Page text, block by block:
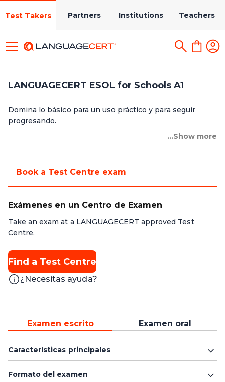
Test Takers Partners Institutions Teachers
LANGUAGECERT ESOL for Schools A1
Domina lo básico para un uso práctico y para seguir
progresando.
...Show more
Book a Test Centre exam
Exámenes en un Centro de Examen
Take an exam at a LANGUAGECERT approved Test
Centre.
Find a Test Centre
¿Necesitas ayuda?
Examen escrito Examen oral
Características principales
Formato del examen